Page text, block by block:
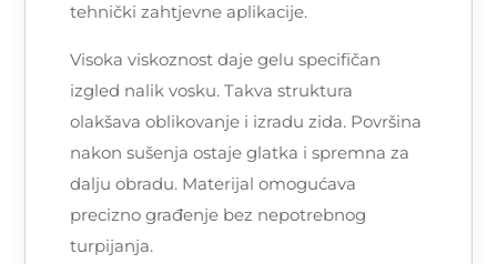
tehnički zahtjevne aplikacije.
Visoka viskoznost daje gelu specifičan
izgled nalik vosku. Takva struktura
olakšava oblikovanje i izradu zida. Površina
nakon sušenja ostaje glatka i spremna za
dalju obradu. Materijal omogućava
precizno građenje bez nepotrebnog
turpijanja.